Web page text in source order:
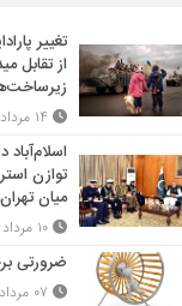
تغییر
از تقابل
اسلام‌آباد
توازن
میان
ضرورتی